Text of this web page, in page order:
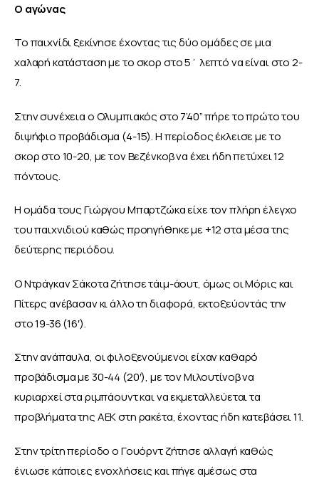
Ο αγώνας
Το παιχνίδι ξεκίνησε έχοντας τις δύο ομάδες σε μια
χαλαρή κατάσταση με το σκορ στο 5΄ λεπτό να είναι στο 2-
7.
Στην συνέχεια ο Ολυμπιακός στο 7’40” πήρε το πρώτο του
διψήφιο προβάδισμα (4-15). Η περίοδος έκλεισε με το
σκορ στο 10-20, με τον Βεζένκοβ να έχει ήδη πετύχει 12
πόντους.
Η ομάδα τους Γιώργου Μπαρτζώκα είχε τον πλήρη έλεγχο
του παιχνιδιού καθώς προηγήθηκε με +12 στα μέσα της
δεύτερης περιόδου.
Ο Ντράγκαν Σάκοτα ζήτησε τάιμ-άουτ, όμως οι Μόρις και
Πίτερς ανέβασαν κι άλλο τη διαφορά, εκτοξεύοντάς την
στο 19-36 (16′).
Στην ανάπαυλα, οι φιλοξενούμενοι είχαν καθαρό
προβάδισμα με 30-44 (20′), με τον Μιλουτίνοβ να
κυριαρχεί στα ριμπάουντ και να εκμεταλλεύεται τα
προβλήματα της ΑΕΚ στη ρακέτα, έχοντας ήδη κατεβάσει 11.
Στην τρίτη περίοδο ο Γουόρντ ζήτησε αλλαγή καθώς
ένιωσε κάποιες ενοχλήσεις και πήγε αμέσως στα